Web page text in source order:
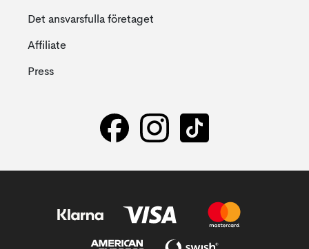
Det ansvarsfulla företaget
Affiliate
Press